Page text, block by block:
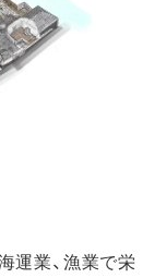
運業、漁業で栄